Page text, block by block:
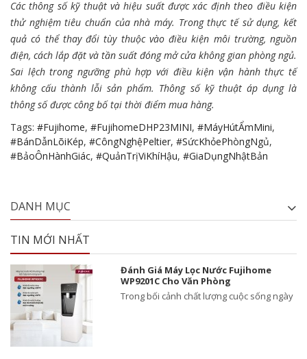
Các thông số kỹ thuật và hiệu suất được xác định theo điều kiện
thử nghiệm tiêu chuẩn của nhà máy. Trong thực tế sử dụng, kết
quả có thể thay đổi tùy thuộc vào điều kiện môi trường, nguồn
điện, cách lắp đặt và tần suất đóng mở cửa không gian phòng ngủ.
Sai lệch trong ngưỡng phù hợp với điều kiện vận hành thực tế
không cấu thành lỗi sản phẩm. Thông số kỹ thuật áp dụng là
thông số được công bố tại thời điểm mua hàng.
Tags: #Fujihome, #FujihomeDHP23MINI, #MáyHútẨmMini,
#BánDẫnLõiKép, #CôngNghệPeltier, #SứcKhỏePhòngNgủ,
#BảoÔnHànhGiác, #QuảnTrịViKhíHậu, #GiaDụngNhậtBản
DANH MỤC
TIN MỚI NHẤT
Đánh Giá Máy Lọc Nước Fujihome
WP9201C Cho Văn Phòng
Trong bối cảnh chất lượng cuộc sống ngày